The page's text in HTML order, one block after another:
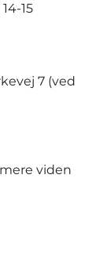
15
7 (ved
viden